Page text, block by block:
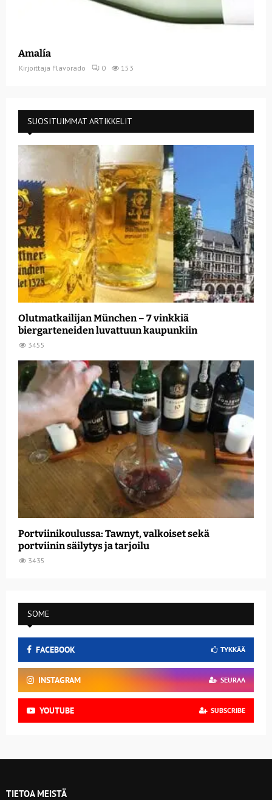
Amalía
Kirjoittaja Flavorado 0 153
SUOSITUIMMAT ARTIKKELIT
Olutmatkailijan München – 7 vinkkiä
biergarteneiden luvattuun kaupunkiin
3455
Portviinikoulussa: Tawnyt, valkoiset sekä
portviinin säilytys ja tarjoilu
3435
SOME
FACEBOOK TYKKÄÄ
INSTAGRAM SEURAA
YOUTUBE SUBSCRIBE
TIETOA MEISTÄ